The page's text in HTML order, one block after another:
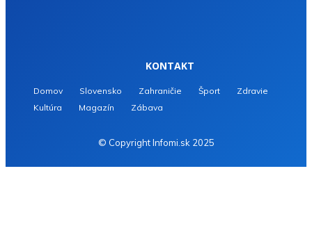
KONTAKT
Domov Slovensko Zahraničie Šport
Zdravie
Kultúra
Magazín Zábava
© Copyright Infomi.sk 2025